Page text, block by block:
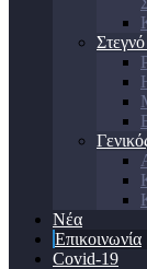
Νέα
Επικοινωνία
Covid-19